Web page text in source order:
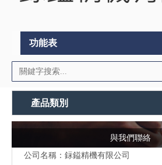
功能表
產品類別
與我們聯絡
公司名稱：銢鎰精機有限公司